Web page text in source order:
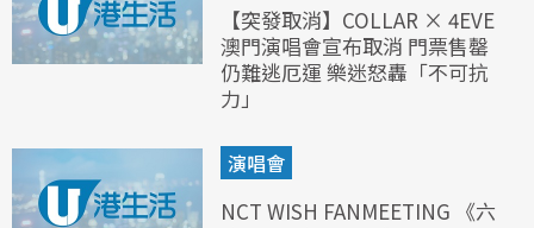
【突發取消】COLLAR × 4EVE
澳門演唱會宣布取消 門票售罄
仍難逃厄運 樂迷怒轟「不可抗
力」
演唱會
NCT WISH FANMEETING 《六